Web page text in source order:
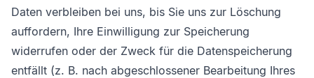
Daten verbleiben bei uns, bis Sie uns zur Löschung
auffordern, Ihre Einwilligung zur Speicherung
widerrufen oder der Zweck für die Datenspeicherung
entfällt (z. B. nach abgeschlossener Bearbeitung Ihres